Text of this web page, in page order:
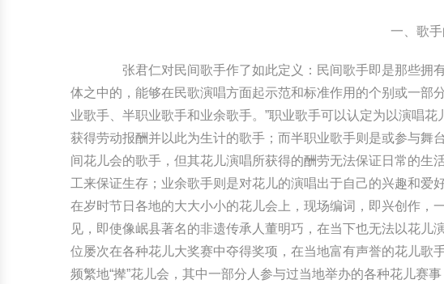
一、歌
张君仁对民间歌手作了如此定义：民间歌手即是那些拥
体之中的，能够在民歌演唱方面起示范和标准作用的个别或一部
业歌手、半职业歌手和业余歌手。”职业歌手可以认定为以演唱
获得劳动报酬并以此为生计的歌手；而半职业歌手则是或参与舞
间花儿会的歌手，但其花儿演唱所获得的酬劳无法保证日常的
工来保证生存；业余歌手则是对花儿的演唱出于自己的兴趣和爱
在岁时节日各地的大大小小的花儿会上，现场编词，即兴创作，
见，即使像岷县著名的非遗传承人董明巧，在当下也无法以花
位屡次在各种花儿大奖赛中夺得奖项，在当地富有声誉的花儿歌
频繁地“撵”花儿会，其中一部分人参与过当地举办的各种花儿赛